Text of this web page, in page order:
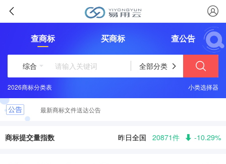
查商标 买商标 查公告
综合 全部分类
2026商标分类表 小类选择器
这些logo背后竟有这样的含义？
最新商标文件送达公告
恭喜您取得商标注册证书，请及时领取
商标提交量指数 昨日全国 20871件 -10.29%